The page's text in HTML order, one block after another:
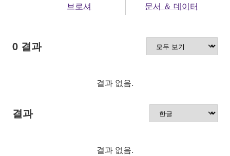
브로셔 문서 ＆ 데이터
0 결과
결과 없음.
결과
결과 없음.